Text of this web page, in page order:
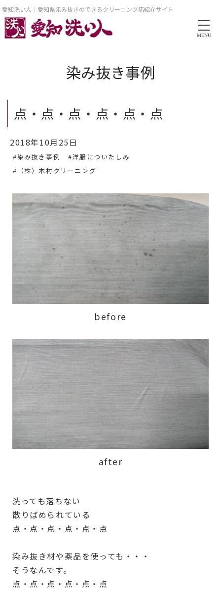
愛知洗い人｜愛知県染み抜きのできるクリーニング店紹介サイト
MENU
染み抜き事例
点・点・点・点・点・点
2018年10月25日
#染み抜き事例
#洋服についたしみ
#（株）木村クリーニング
before
after
洗っても落ちない
散りばめられている
点・点・点・点・点・点
染み抜き材や薬品を使っても・・・
そうなんです。
点・点・点・点・点・点